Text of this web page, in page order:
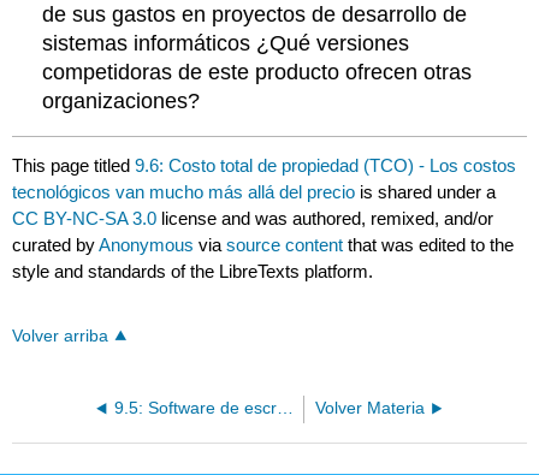
de sus gastos en proyectos de desarrollo de
sistemas informáticos ¿Qué versiones
competidoras de este producto ofrecen otras
organizaciones?
This page titled9.6: Costo total de propiedad (TCO) - Los costos
tecnológicos van mucho más allá del precio is shared under a
CC BY-NC-SA 3.0 license and was authored, remixed, and/or
curated byAnonymous viasource content that was edited to the
style and standards of the LibreTexts platform.
Volver arriba
9.5: Software de escritura Volver Materia